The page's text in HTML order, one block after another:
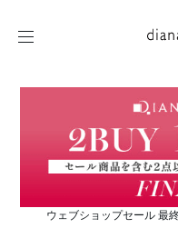
ウェブショップセール 最